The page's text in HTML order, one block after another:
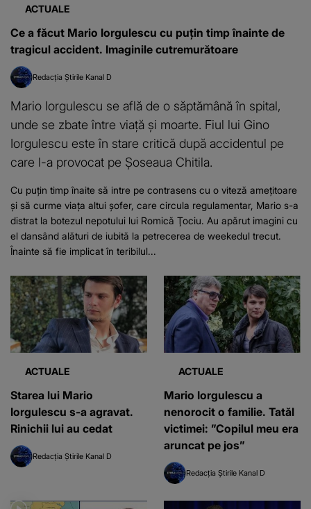
ACTUALE
Ce a făcut Mario Iorgulescu cu puțin timp înainte de
tragicul accident. Imaginile cutremurătoare
Redacția Știrile Kanal D
Mario Iorgulescu se află de o săptămână în spital,
unde se zbate între viaţă şi moarte. Fiul lui Gino
Iorgulescu este în stare critică după accidentul pe
care l-a provocat pe Şoseaua Chitila.
Cu puţin timp înaite să intre pe contrasens cu o viteză ameţitoare
şi să curme viaţa altui şofer, care circula regulamentar, Mario s-a
distrat la botezul nepotului lui Romică Ţociu. Au apărut imagini cu
el dansând alături de iubită la petrecerea de weekedul trecut.
Înainte să fie implicat în teribilul...
ACTUALE
Starea lui Mario
Iorgulescu s-a agravat.
Rinichii lui au cedat
Redacția Știrile Kanal D
ACTUALE
Mario Iorgulescu a
nenorocit o familie. Tatăl
victimei: ”Copilul meu era
aruncat pe jos”
Redacția Știrile Kanal D